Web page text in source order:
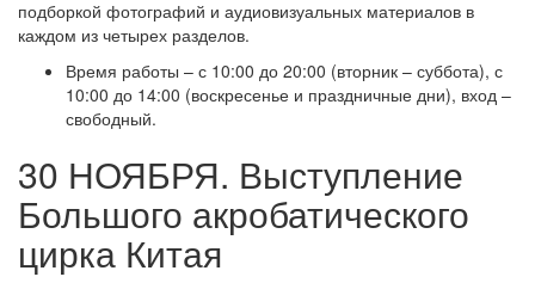
подборкой фотографий и аудиовизуальных материалов в
каждом из четырех разделов.
Время работы – с 10:00 до 20:00 (вторник – суббота), с
10:00 до 14:00 (воскресенье и праздничные дни), вход –
свободный.
30 НОЯБРЯ. Выступление
Большого акробатического
цирка Китая